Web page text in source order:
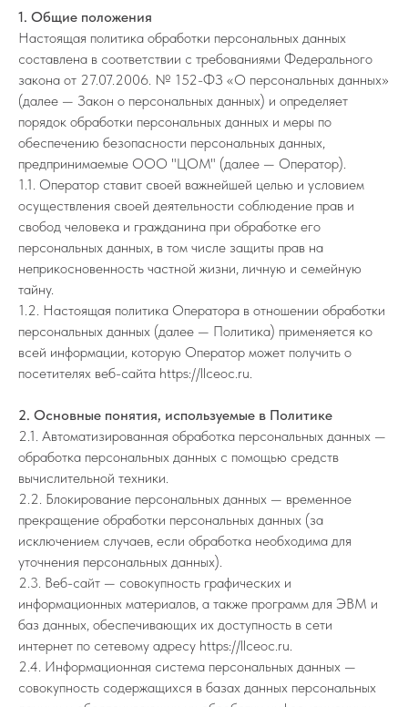
1. Общие положения
Настоящая политика обработки персональных данных
составлена в соответствии с требованиями Федерального
закона от 27.07.2006. № 152-ФЗ «О персональных данных»
(далее — Закон о персональных данных) и определяет
порядок обработки персональных данных и меры по
обеспечению безопасности персональных данных,
предпринимаемые ООО "ЦОМ" (далее — Оператор).
1.1. Оператор ставит своей важнейшей целью и условием
осуществления своей деятельности соблюдение прав и
свобод человека и гражданина при обработке его
персональных данных, в том числе защиты прав на
неприкосновенность частной жизни, личную и семейную
тайну.
1.2. Настоящая политика Оператора в отношении обработки
персональных данных (далее — Политика) применяется ко
всей информации, которую Оператор может получить о
посетителях веб-сайта https://llceoc.ru.
2. Основные понятия, используемые в Политике
2.1. Автоматизированная обработка персональных данных —
обработка персональных данных с помощью средств
вычислительной техники.
2.2. Блокирование персональных данных — временное
прекращение обработки персональных данных (за
исключением случаев, если обработка необходима для
уточнения персональных данных).
2.3. Веб-сайт — совокупность графических и
информационных материалов, а также программ для ЭВМ и
баз данных, обеспечивающих их доступность в сети
интернет по сетевому адресу https://llceoc.ru.
2.4. Информационная система персональных данных —
совокупность содержащихся в базах данных персональных